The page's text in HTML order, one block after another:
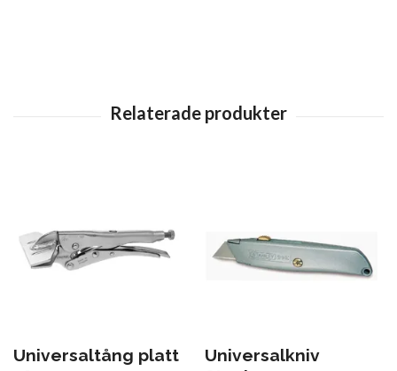
Universaltång platt
Universalkniv